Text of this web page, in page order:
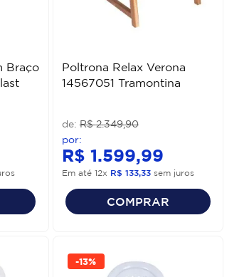
Braço
Poltrona Relax Verona
14567051 Tramontina
R$ 2.349,90
R$ 1.599,99
Em até 12x R$ 133,33sem juros
COMPRAR
-13%